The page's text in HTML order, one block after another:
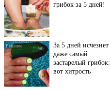
грибок за 5 дней!
За 5 дней исчезнет
даже самый
застарелый грибок:
вот хитрость